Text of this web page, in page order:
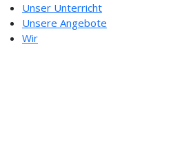
Unser Unterricht
Unsere Angebote
Wir